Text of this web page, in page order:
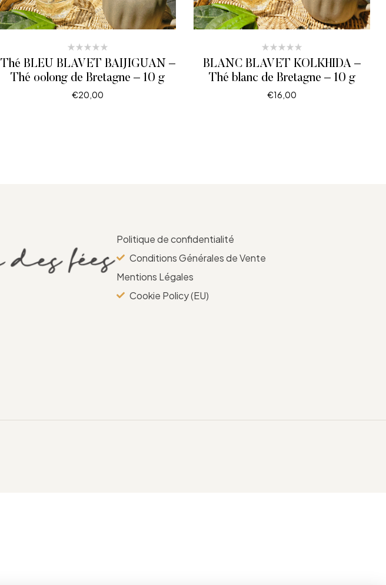
Thé BLEU BLAVET BAIJIGUAN –
Thé oolong de Bretagne – 10 g
€20,00
BLANC BLAVET KOLKHIDA –
Thé blanc de Bretagne – 10 g
€16,00
Politique de confidentialité
Conditions Générales de Vente
Mentions Légales
Cookie Policy (EU)